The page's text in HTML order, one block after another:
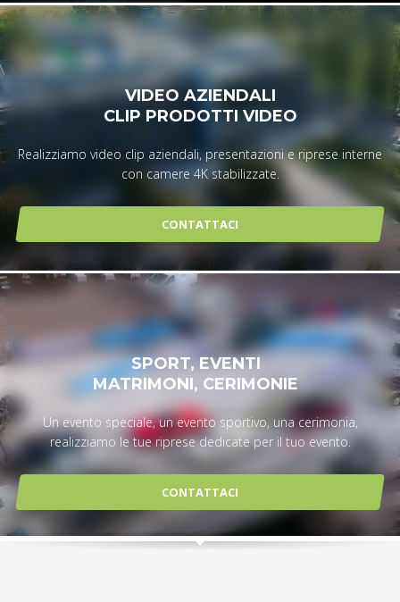
VIDEO AZIENDALI
CLIP PRODOTTI VIDEO
Realizziamo video clip aziendali, presentazioni e riprese interne
con camere 4K stabilizzate.
CONTATTACI
SPORT, EVENTI
MATRIMONI, CERIMONIE
Un evento speciale, un evento sportivo, una cerimonia,
realizziamo le tue riprese dedicate per il tuo evento.
CONTATTACI